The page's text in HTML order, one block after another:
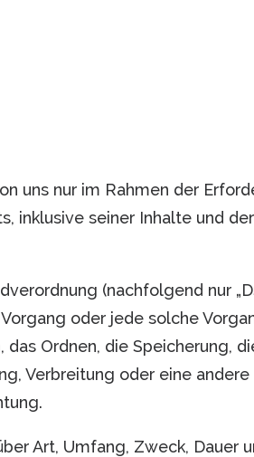
uns nur im Rahmen der
inklusive seiner Inhalte und
(nachfolgend nur
oder jede solche
Ordnen, die Speicherung,
Verbreitung oder eine
Art, Umfang, Zweck, Dauer